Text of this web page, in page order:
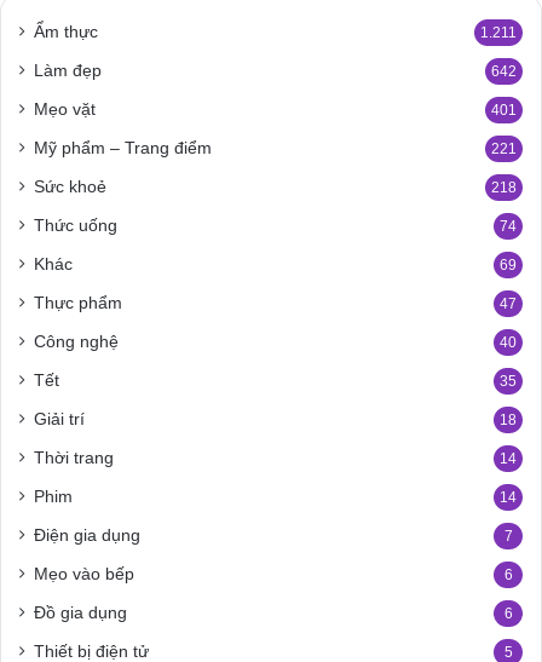
Ẩm thực 1.211
Làm đẹp 642
Mẹo vặt 401
Mỹ phẩm – Trang điểm 221
Sức khoẻ 218
Thức uống 74
Khác 69
Thực phẩm 47
Công nghệ 40
Tết 35
Giải trí 18
Thời trang 14
Phim 14
Điện gia dụng 7
Mẹo vào bếp 6
Đồ gia dụng 6
Thiết bị điện tử 5